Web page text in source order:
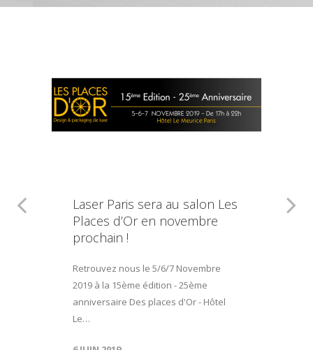
Laser Paris sera au salon Les
Places d’Or en novembre
prochain !
Retrouvez nous le 5/6/7 Novembre
2019 à la 15ème édition - 25ème
anniversaire Des places d'Or - Hôtel
Le…